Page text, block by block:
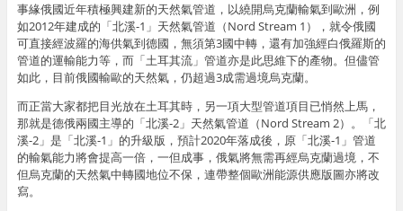
事緣俄國近年積極興建新的天然氣管道，以繞開烏克蘭輸氣到歐洲，例
如2012年建成的「北溪-1」天然氣管道（Nord Stream 1），就令俄國
可直接經波羅的海供氣到德國，無須第3國中轉，還有加強經白俄羅斯的
管道的運輸能力等，而「土耳其流」管道亦是此思維下的產物。但儘管
如此，目前俄國輸歐的天然氣，仍超過3成需過境烏克蘭。
而正當大家都把目光放在土耳其時，另一項大型管道項目已悄然上馬，
那就是德俄兩國主導的「北溪-2」天然氣管道（Nord Stream 2）。「北
溪-2」是「北溪-1」的升級版，預計2020年落成後，原「北溪-1」管道
的輸氣能力將會提高一倍，一但成事，俄氣將無需再經烏克蘭過境，不
但烏克蘭的天然氣中轉國地位不保，連帶整個歐洲能源供應版圖亦將改
寫。